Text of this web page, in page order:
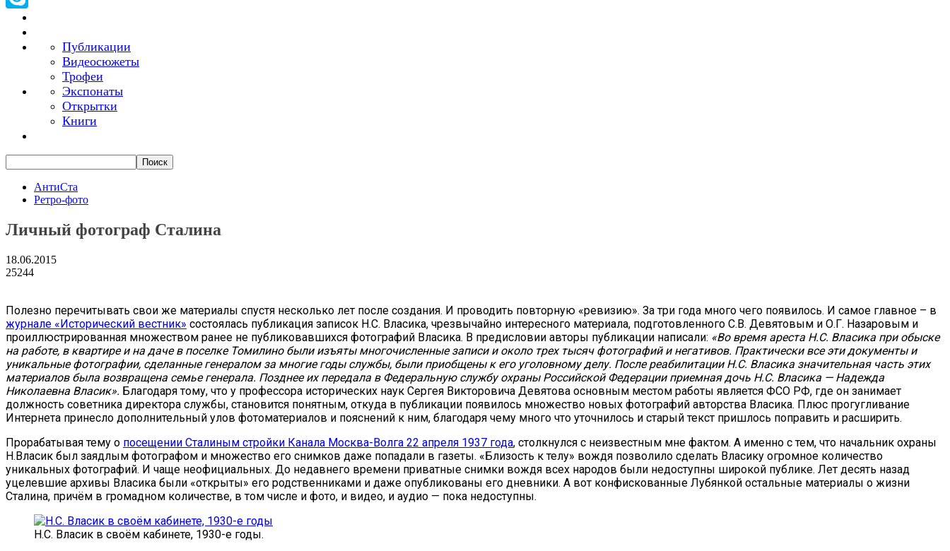
Публикации
Видеосюжеты
Трофеи
Экспонаты
Открытки
Книги
АнтиСта
Ретро-фото
Личный фотограф Сталина
18.06.2015
25244
Полезно перечитывать свои же материалы спустя несколько лет после создания. И проводить повторную «ревизию». За три года много чего появилось. И самое главное – в
журнале «Исторический вестник» состоялась публикация записок Н.С. Власика, чрезвычайно интересного материала, подготовленного С.В. Девятовым и О.Г. Назаровым и
проиллюстрированная множеством ранее не публиковавшихся фотографий Власика. В предисловии авторы публикации написали: «Во время ареста Н.С. Власика при обыске
на работе, в квартире и на даче в поселке Томилино были изъяты многочисленные записи и около трех тысяч фотографий и негативов. Практически все эти документы и
уникальные фотографии, сделанные генералом за многие годы службы, были приобщены к его уголовному делу. После реабилитации Н.С. Власика значительная часть этих
материалов была возвращена семье генерала. Позднее их передала в Федеральную службу охраны Российской Федерации приемная дочь Н.С. Власика — Надежда
Николаевна Власик». Благодаря тому, что у профессора исторических наук Сергея Викторовича Девятова основным местом работы является ФСО РФ, где он занимает
должность советника директора службы, становится понятным, откуда в публикации появилось множество новых фотографий авторства Власика. Плюс прогугливание
Интернета принесло дополнительный улов фотоматериалов и пояснений к ним, благодаря чему много что уточнилось и старый текст пришлось поправить и расширить.
Прорабатывая тему о посещении Сталиным стройки Канала Москва-Волга 22 апреля 1937 года, столкнулся с неизвестным мне фактом. А именно с тем, что начальник охраны
Н.Власик был заядлым фотографом и множество его снимков даже попадали в газеты. «Близость к телу» вождя позволило сделать Власику огромное количество
уникальных фотографий. И чаще неофициальных. До недавнего времени приватные снимки вождя всех народов были недоступны широкой публике. Лет десять назад
уцелевшие архивы Власика были «открыты» его родственниками и даже опубликованы его дневники. А вот конфискованные Лубянкой остальные материалы о жизни
Сталина, причём в громадном количестве, в том числе и фото, и видео, и аудио — пока недоступны.
Н.С. Власик в своём кабинете, 1930-е годы.
Skype